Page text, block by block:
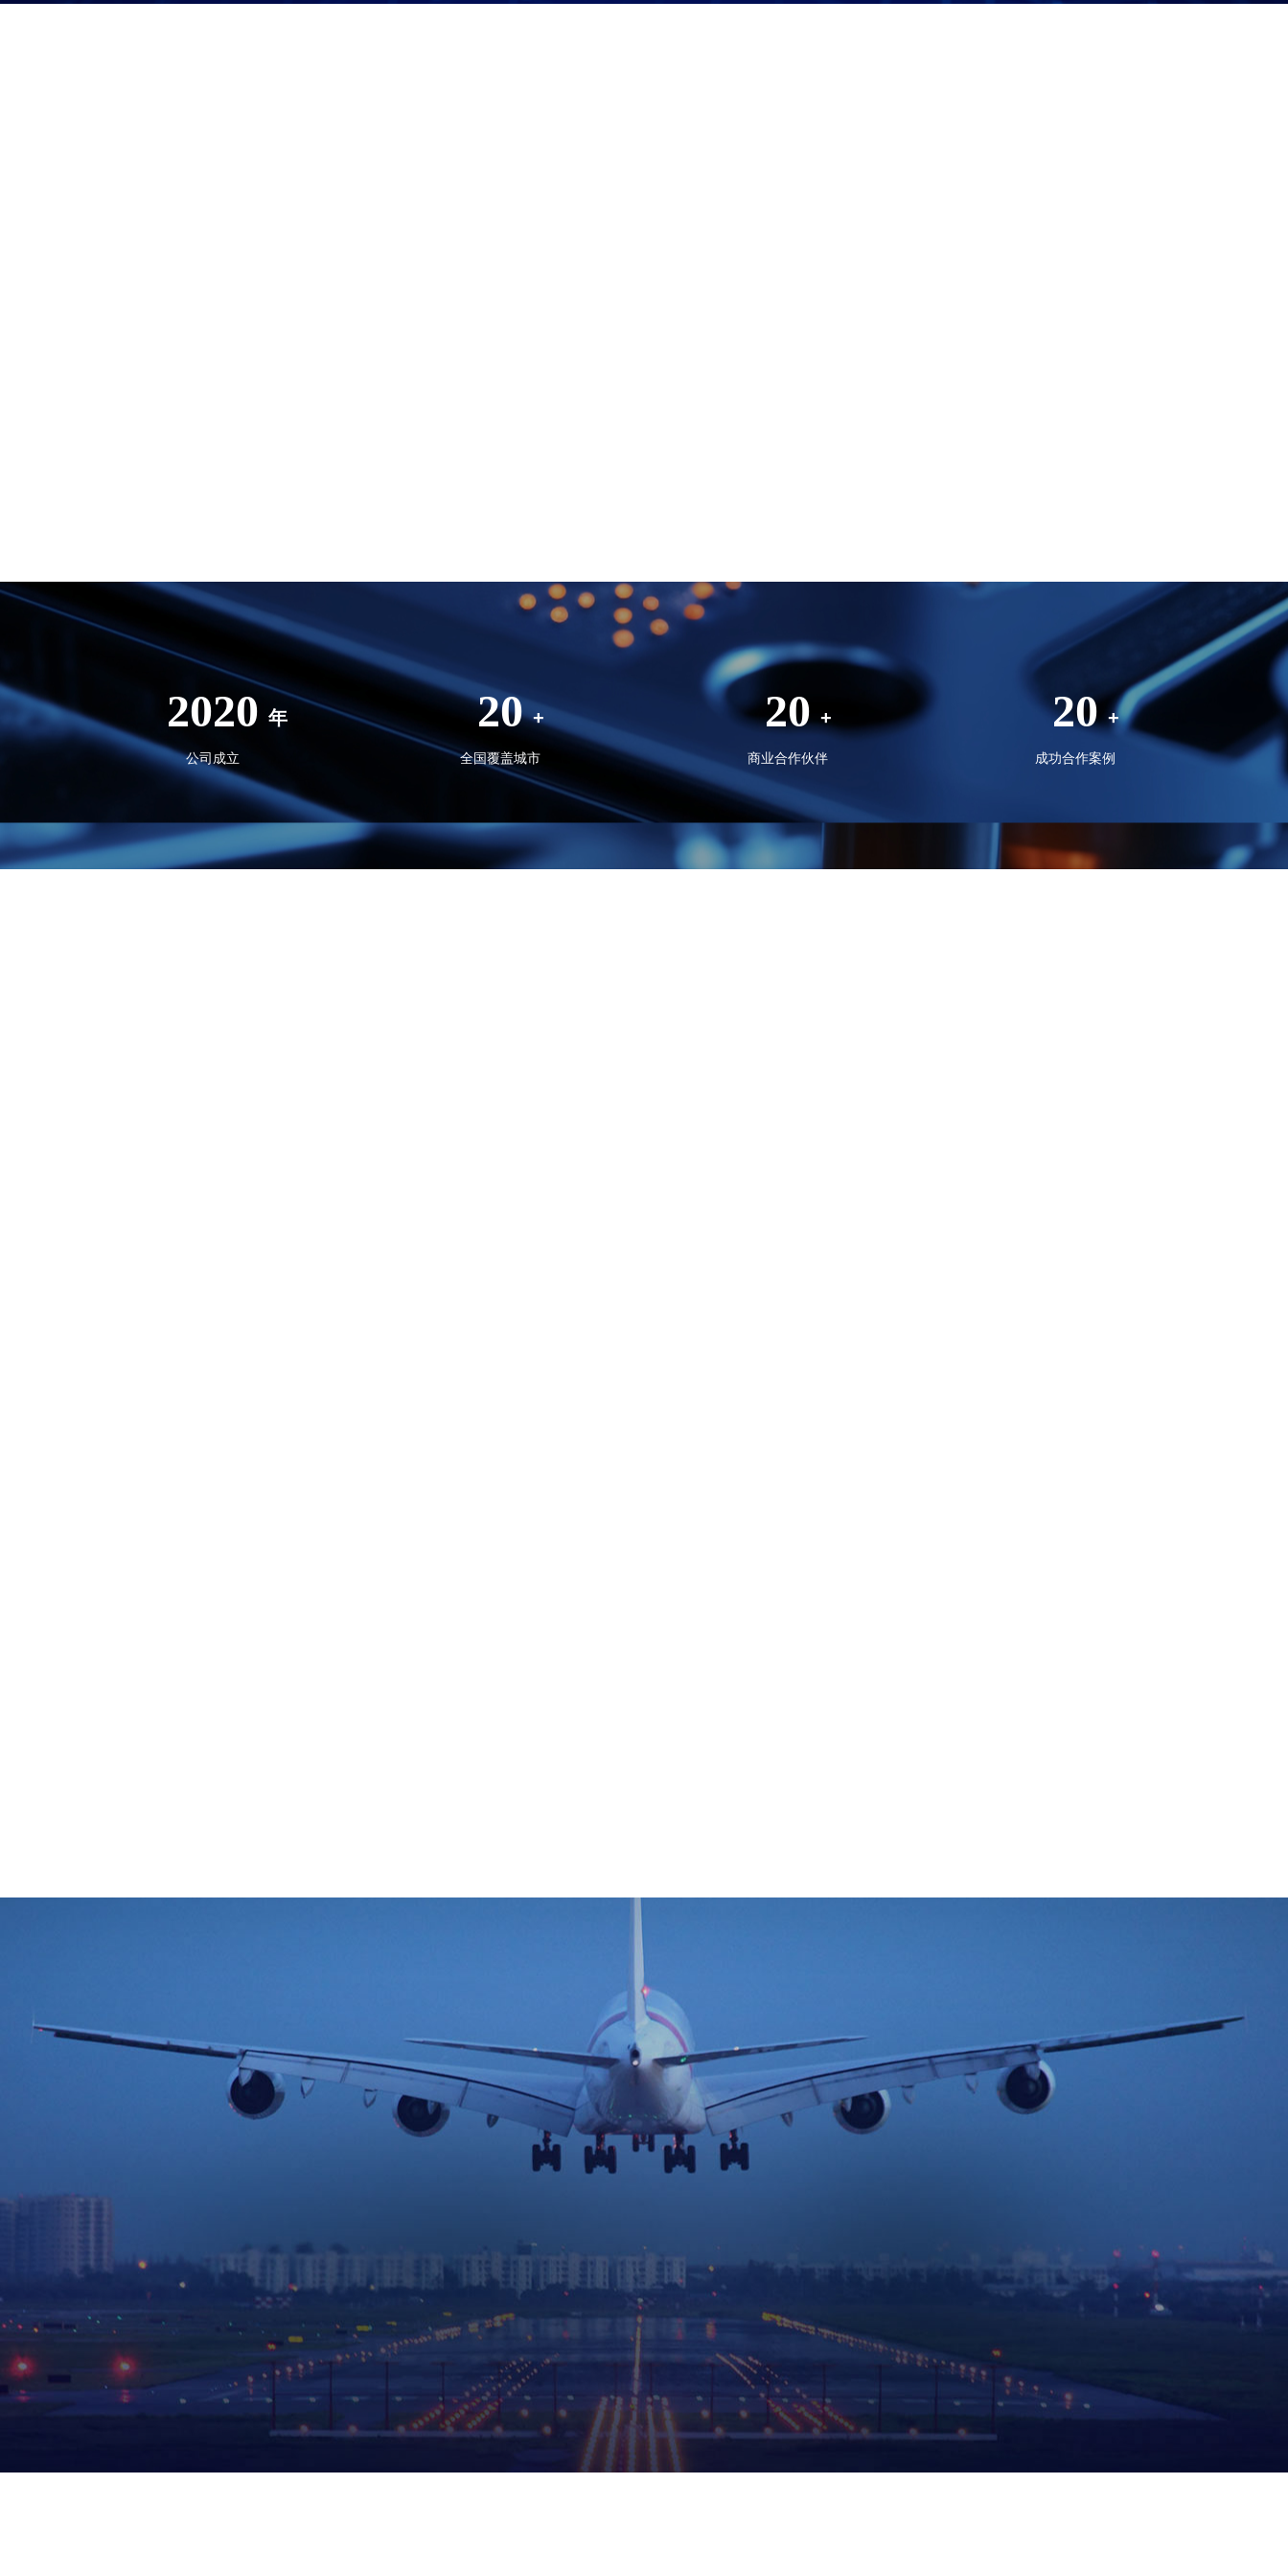
2020 年
公司成立
20 +
全国覆盖城市
20 +
商业合作伙伴
20 +
成功合作案例
CX310芯片相关解决方案
产品支持寻物、定位、智能门锁、两轮车钥匙、无感支付、存在感应雷